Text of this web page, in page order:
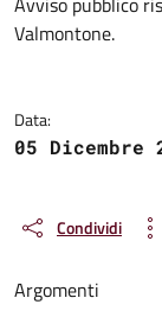
Dettagli
Valmontone.
Data:
05 Dicembre
Condividi
Argomenti